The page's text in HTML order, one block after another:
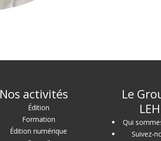
Nos activités
Édition
Formation
Édition numérique
Le
LEH
Qui
Suivez-